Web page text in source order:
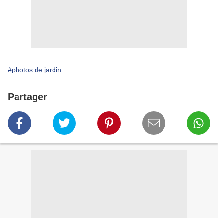
#photos de jardin
Partager